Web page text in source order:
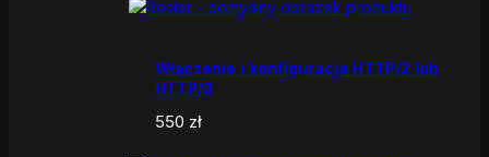
Włączenie i konfiguracja HTTP/2 lub
HTTP/3
550 zł